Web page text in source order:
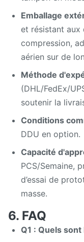
Emballage
et résistant aux
compression,
aérien sur de
Méthode
(DHL/FedEx/
soutenir la
Conditions
DDU en option.
Capacité
PCS/Semaine,
d’essai de
masse.
6. FAQ
Q1 : Quels